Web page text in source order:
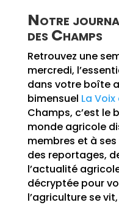
Notre
des Champs
Retrouvez une
mercredi,
dans votre boîte
bimensuel La
Champs, c’est le
monde agricole
membres et à
des reportages,
l’actualité
décryptée pour
l’agriculture se